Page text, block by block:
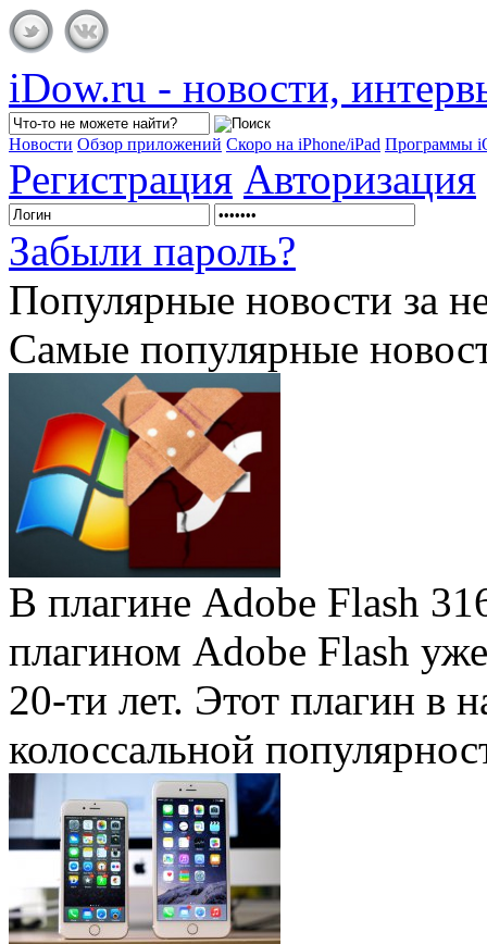
iDow.ru - новости,
Новости Обзор приложений Скоро на iPhone/iPad Программы
Регистрация Авторизация
Забыли пароль?
Популярные новости за
Самые популярные
В плагине Adobe Flash
плагином Adobe Flash
20-ти лет. Этот плагин в
колоссальной